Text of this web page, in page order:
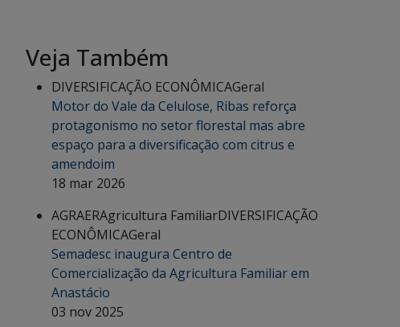
Veja Também
DIVERSIFICAÇÃO ECONÔMICAGeral
Motor do Vale da Celulose, Ribas reforça
protagonismo no setor florestal mas abre
espaço para a diversificação com citrus e
amendoim
18 mar 2026
AGRAERAgricultura FamiliarDIVERSIFICAÇÃO
ECONÔMICAGeral
Semadesc inaugura Centro de
Comercialização da Agricultura Familiar em
Anastácio
03 nov 2025